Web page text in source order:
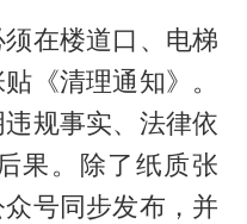
在楼道口、电梯
《清理通知》。
规事实、法律依
果。除了纸质张
号同步发布，并